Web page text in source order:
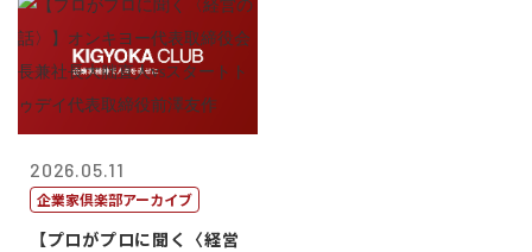
2026.05.11
企業家倶楽部アーカイブ
【プロがプロに聞く〈経営